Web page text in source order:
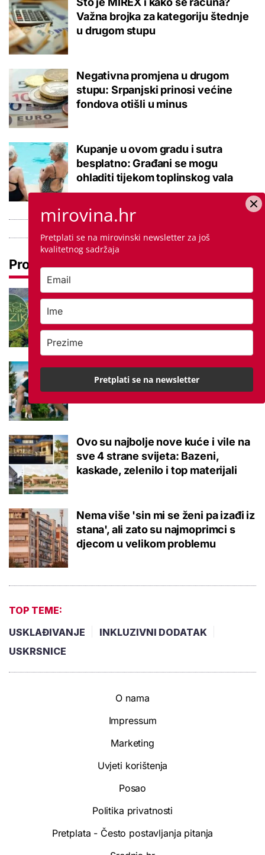
Važna brojka za kategoriju štednje
u drugom stupu
Negativna promjena u drugom
stupu: Srpanjski prinosi većine
fondova otišli u minus
Kupanje u ovom gradu i sutra
besplatno: Građani se mogu
ohladiti tijekom toplinskog vala
Pročitaj još
Tokom ili tijekom nastave? Ova
odgovor je zapravo jednostavan
Istraživanje otkrilo zabrinjavajuće
podatke: Djeca u 60 godina nisu
Ovo su najbolje nove kuće i vile na
sve 4 strane svijeta: Bazeni,
kaskade, zelenilo i top materijali
Nema više 'sin mi se ženi pa izađi iz
stana', ali zato su najmoprimci s
djecom u velikom problemu
TOP TEME:
USKLAĐIVANJE
INKLUZIVNI DODATAK
USKRSNICE
O nama
Impressum
Marketing
Uvjeti korištenja
Posao
Politika privatnosti
Pretplata - Često postavljanja pitanja
mirovina.hr
Pretplati se na mirovinski newsletter za još
kvalitetnog sadržaja
Pretplati se na newsletter